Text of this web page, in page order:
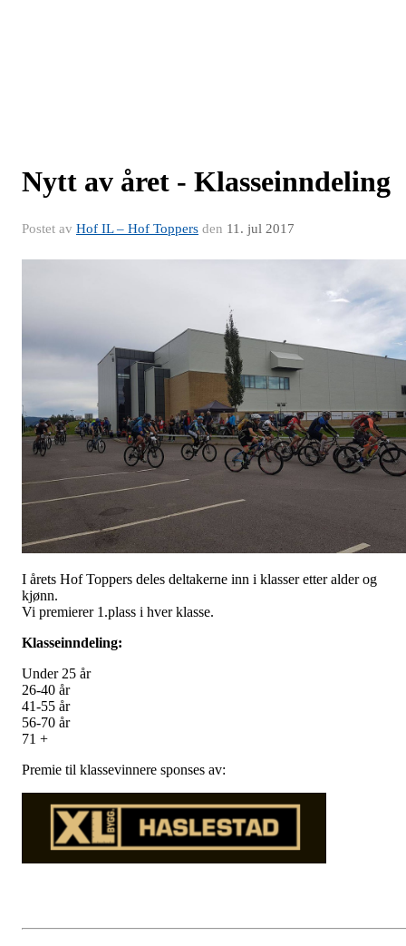
Nytt av året - Klasseinndeling
Postet av Hof IL – Hof Toppers den 11. jul 2017
I årets Hof Toppers deles deltakerne inn i klasser etter alder og
kjønn.
Vi premierer 1.plass i hver klasse.
Klasseinndeling:
Under 25 år
26-40 år
41-55 år
56-70 år
71 +
Premie til klassevinnere sponses av: